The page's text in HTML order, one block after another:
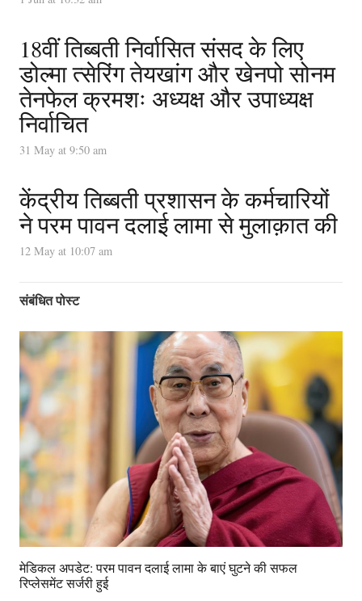
18वीं तिब्बती निर्वासित संसद के लिए
डोल्मा त्सेरिंग तेयखांग और खेनपो सोनम
तेनफेल क्रमशः अध्यक्ष और उपाध्यक्ष
निर्वाचित
31 May at 9:50 am
केंद्रीय तिब्बती प्रशासन के कर्मचारियों
ने परम पावन दलाई लामा से मुलाक़ात की
12 May at 10:07 am
संबंधित पोस्ट
मेडिकल अपडेट: परम पावन दलाई लामा के बाएं घुटने की सफल
रिप्लेसमेंट सर्जरी हुई